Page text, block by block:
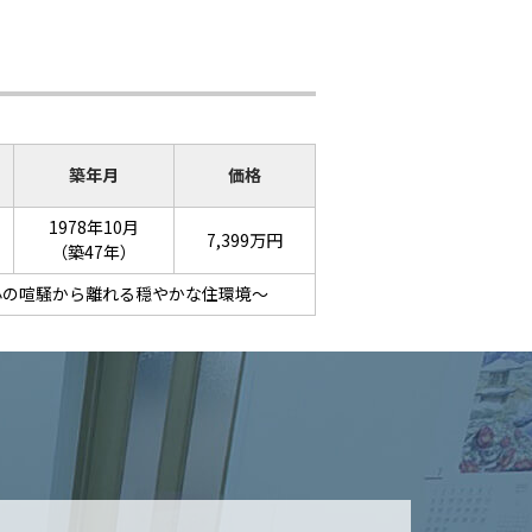
築年月 価格
1978年10月
（築47年）
7,399万円
喧騒から離れる穏やかな住環境～